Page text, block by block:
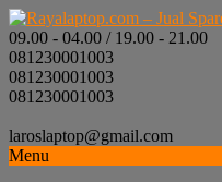
09.00 - 04.00 / 19.00 - 21.00
081230001003
081230001003
081230001003
laroslaptop@gmail.com
Menu